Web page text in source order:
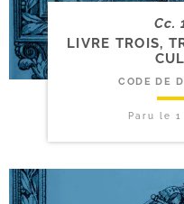
Cc.
LIVRE TROIS,
CODE DE
Paru le